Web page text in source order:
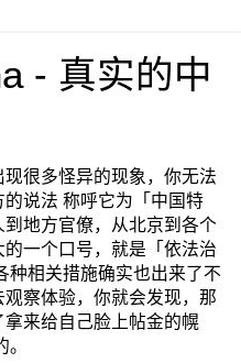
- 真实的中
很多怪异的现象，你无法
说法 称呼它为「中国特
地方官僚，从北京到各个
一个口号，就是「依法治
种相关措施确实也出来了不
察体验，你就会发现，那
来给自己脸上帖金的幌